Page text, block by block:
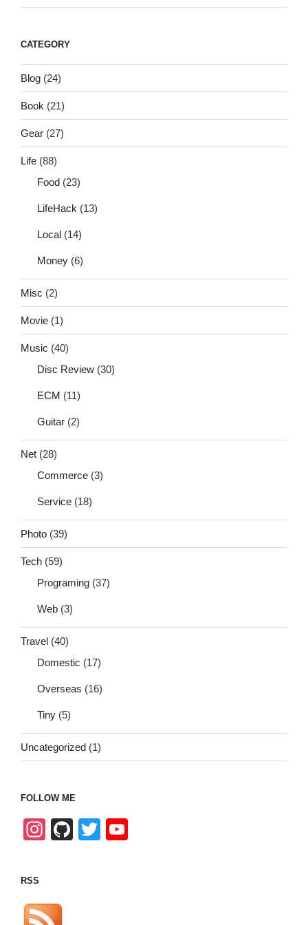
CATEGORY
Blog (24)
Book (21)
Gear (27)
Life (88)
Food (23)
LifeHack (13)
Local (14)
Money (6)
Misc (2)
Movie (1)
Music (40)
Disc Review (30)
ECM (11)
Guitar (2)
Net (28)
Commerce (3)
Service (18)
Photo (39)
Tech (59)
Programing (37)
Web (3)
Travel (40)
Domestic (17)
Overseas (16)
Tiny (5)
Uncategorized (1)
FOLLOW ME
In
a
Gi T
RSS